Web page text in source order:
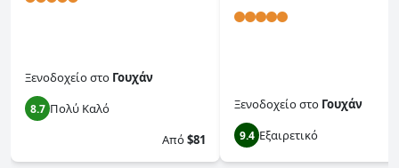
Ξενοδοχείοστο Γουχάν
8.7 Πολύ Καλό
Από$81
Ξενοδοχείοστο Γουχάν
9.4 Εξαιρετικό